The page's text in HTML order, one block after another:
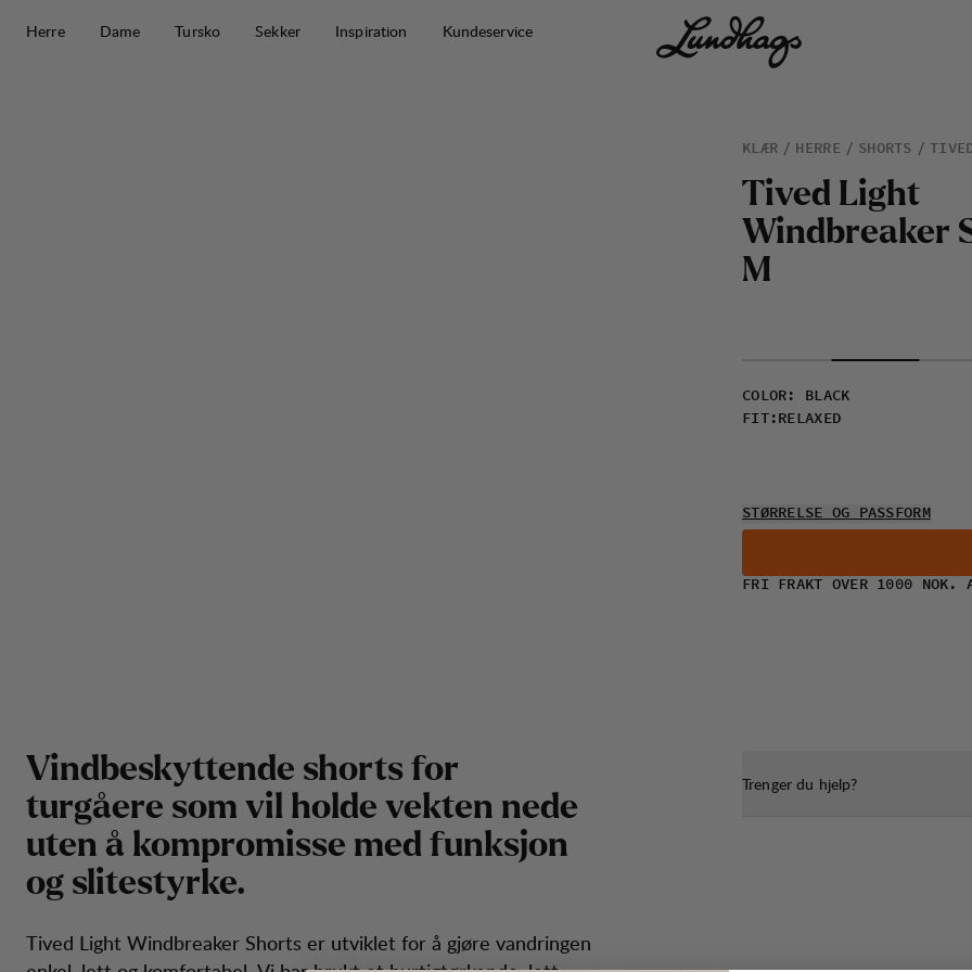
Herre
Dame Tursko Sekker Inspiration Kundeservice
KLÆR HERRE SHORTS
Tived Light
Windbreaker
M
COLOR :
BLACK
FIT: RELAXED
STØRRELSE OG PASSFORM
FRI FRAKT OVER 1000 NOK.
Vindbeskyttende shorts for
turgåere som vil holde vekten nede
uten å kompromisse med funksjon
og slitestyrke.
Tived Light Windbreaker Shorts er utviklet for å gjøre vandringen
Trenger du hjelp?